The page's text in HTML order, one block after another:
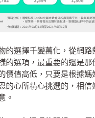
的選擇千變萬化，從網路
的選項，最重要的還是那
價值高低，只要是根據媽
的心所精心挑選的，相信
。